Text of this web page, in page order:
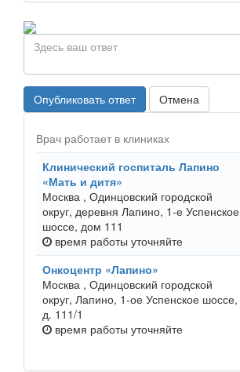
Опубликовать ответ Отмена
Врач работает в клиниках
Клинический госпиталь Лапино
«Мать и дитя»
Москва , Одинцовский городской
округ, деревня Лапино, 1-е Успенское
шоссе, дом 111
время работы уточняйте
Онкоцентр «Лапино»
Москва , Одинцовский городской
округ, Лапино, 1-ое Успенское шоссе,
д. 111/1
время работы уточняйте